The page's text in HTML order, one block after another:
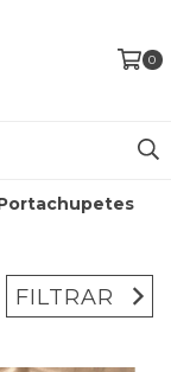
0
FILTRAR